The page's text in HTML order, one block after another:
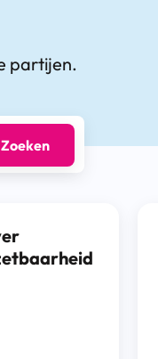
partijen.
Zoeken